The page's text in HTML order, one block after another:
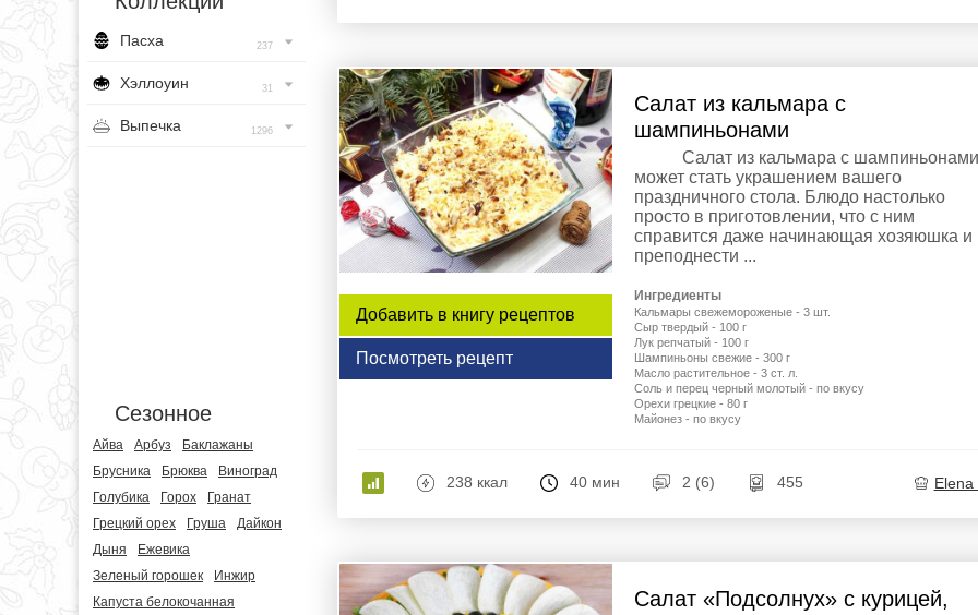
Пасха 237
Хэллоуин 31
Выпечка 1296
Сезонное
Айва Арбуз
Баклажаны
Брусника
Брюква
Виноград
Голубика
Горох
Гранат
Грецкий орех
Груша
Дайкон
Дыня
Ежевика
Зеленый горошек
Инжир
Капуста белокочанная
Добавить в книгу рецептов
Посмотреть рецепт
Салат из кальмара с
шампиньонами
Салат из кальмара с шампиньонами
может стать украшением вашего
праздничного стола. Блюдо настолько
просто в приготовлении, что с ним
справится даже начинающая хозяюшка и
преподнести ...
Ингредиенты
Кальмары свежемороженые - 3 шт.
Сыр твердый - 100 г
Лук репчатый - 100 г
Шампиньоны свежие - 300 г
Масло растительное - 3 ст. л.
Соль и перец черный молотый - по вкусу
Орехи грецкие - 80 г
Майонез - по вкусу
238 ккал 40 мин 2 (6) 455 Elena
Салат «Подсолнух» с курицей,